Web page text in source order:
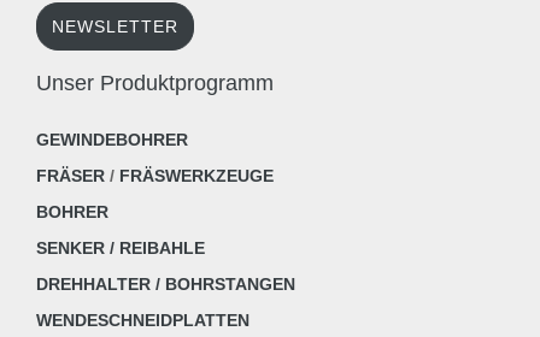
NEWSLETTER
Unser Produktprogramm
GEWINDEBOHRER
FRÄSER / FRÄSWERKZEUGE
BOHRER
SENKER / REIBAHLE
DREHHALTER / BOHRSTANGEN
WENDESCHNEIDPLATTEN